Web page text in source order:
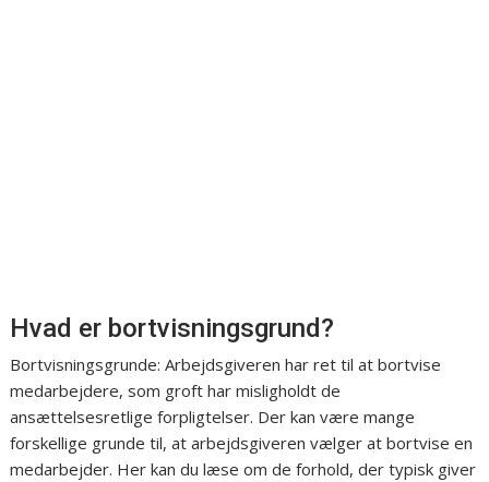
Hvad er bortvisningsgrund?
Bortvisningsgrunde: Arbejdsgiveren har ret til at bortvise
medarbejdere, som groft har misligholdt de
ansættelsesretlige forpligtelser. Der kan være mange
forskellige grunde til, at arbejdsgiveren vælger at bortvise en
medarbejder. Her kan du læse om de forhold, der typisk giver